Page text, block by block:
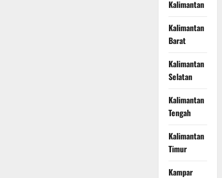
Kalimantan
Kalimantan
Barat
Kalimantan
Selatan
Kalimantan
Tengah
Kalimantan
Timur
Kampar